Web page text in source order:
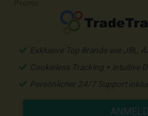
Exklusive Top Brands wie JBL,
Cookieless Tracking + intuitive
Persönlicher 24/7 Support